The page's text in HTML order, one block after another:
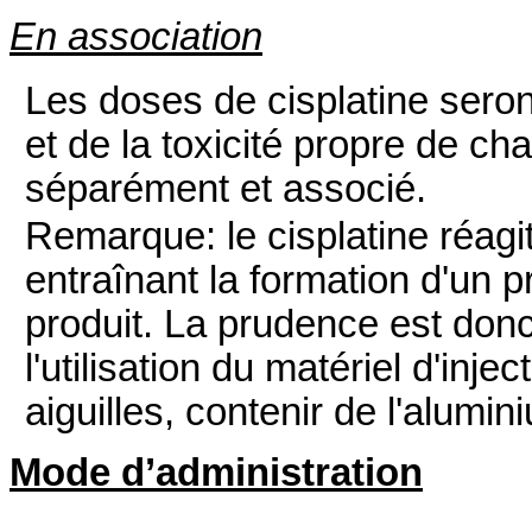
En association
Les doses de cisplatine
et de la toxicité propre de
séparément et associé.
Remarque: le cisplatine
entraînant la formation d'un
produit. La prudence est
l'utilisation du matériel
aiguilles, contenir de
Mode d’administration